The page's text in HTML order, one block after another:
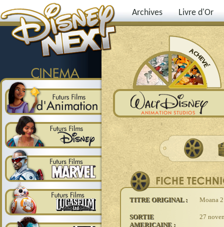
Archives Livre d'Or
TITRE ORIGINAL :
SORTIE
AMERICAINE :
Moana 2
27